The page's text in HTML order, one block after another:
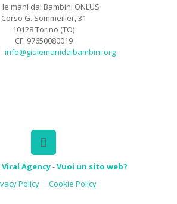
le mani dai Bambini ONLUS
Corso G. Sommeilier, 31
10128 Torino (TO)
CF: 97650080019
info@giulemanidaibambini.org
Viral Agency-Vuoi un sito web?
Policy
Cookie Policy